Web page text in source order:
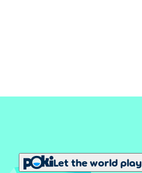
Let the world play